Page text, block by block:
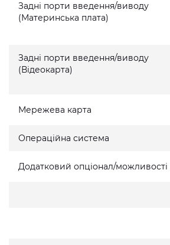
Задні порти введення/виводу
(Материнська плата)
Задні порти введення/виводу
(Відеокарта)
Мережева карта
Операційна система
Додатковий опціонал/можливості